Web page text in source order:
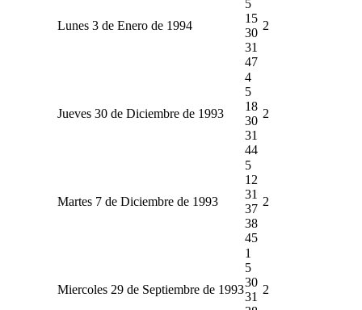
Lunes 3 de Enero de 1994
5
15
30
31
47
2
Jueves 30 de Diciembre de 1993
4
5
18
30
31
44
2
Martes 7 de Diciembre de 1993
5
12
31
37
38
45
2
Miercoles 29 de Septiembre de 1993
1
5
30
31
2